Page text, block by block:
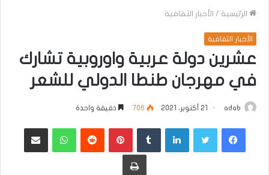
الرئيسية / الأخبار الثقافية
الأخبار الثقافية
عشرين دولة عربية واوروبية تشارك
في مهرجان طنطا الدولي للشعر
adab 21 أكتوبر، 2021 706 دقيقة واحدة
فيسبوكتويتر لينكدإن ‏Tumblr بينتيريست
‏Reddit واتساب مشاركة عبر البريد
طباعة